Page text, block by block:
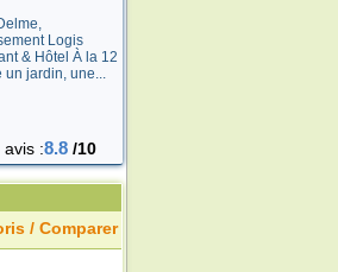
Logis
& Hôtel À la 12
jardin, une...
avis :8.8 /10
/ Comparer